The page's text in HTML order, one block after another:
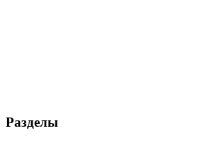
Разделы